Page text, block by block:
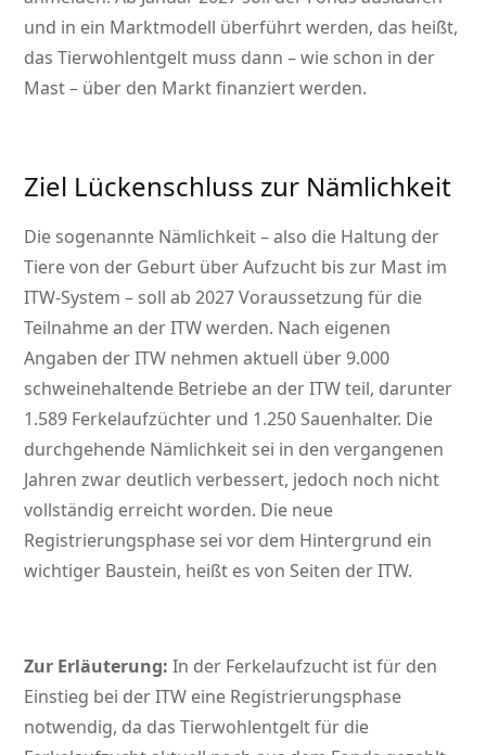
und in ein Marktmodell überführt werden, das heißt,
das Tierwohlentgelt muss dann – wie schon in der
Mast – über den Markt finanziert werden.
Ziel Lückenschluss zur Nämlichkeit
Die sogenannte Nämlichkeit – also die Haltung der
Tiere von der Geburt über Aufzucht bis zur Mast im
ITW-System – soll ab 2027 Voraussetzung für die
Teilnahme an der ITW werden. Nach eigenen
Angaben der ITW nehmen aktuell über 9.000
schweinehaltende Betriebe an der ITW teil, darunter
1.589 Ferkelaufzüchter und 1.250 Sauenhalter. Die
durchgehende Nämlichkeit sei in den vergangenen
Jahren zwar deutlich verbessert, jedoch noch nicht
vollständig erreicht worden. Die neue
Registrierungsphase sei vor dem Hintergrund ein
wichtiger Baustein, heißt es von Seiten der ITW.
Zur Erläuterung: In der Ferkelaufzucht ist für den
Einstieg bei der ITW eine Registrierungsphase
notwendig, da das Tierwohlentgelt für die